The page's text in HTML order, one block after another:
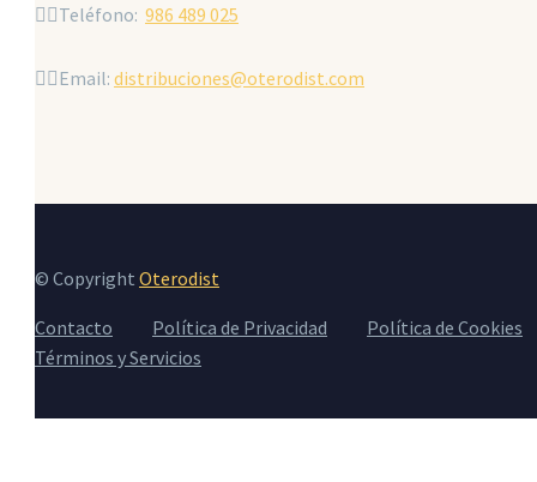
Teléfono: 986 489 025
Email: distribuciones@oterodist.com
© Copyright Oterodist
Contacto Política de Privacidad
Política de Cookies
Términos y Servicios